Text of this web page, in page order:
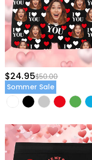
$24.95$50.00
Sommer Sale